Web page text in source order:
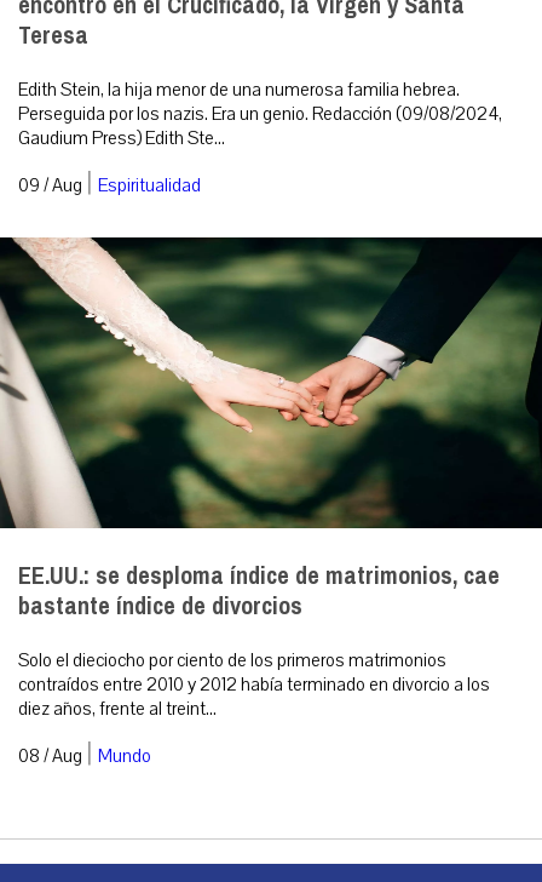
Teresa
Edith Stein, la hija menor de una numerosa familia hebrea.
Perseguida por los nazis. Era un genio. Redacción (09/08/2024,
Gaudium Press) Edith Ste...
09 / Aug | Espiritualidad
EE.UU.: se desploma índice de matrimonios, cae
bastante índice de divorcios
Solo el dieciocho por ciento de los primeros matrimonios
contraídos entre 2010 y 2012 había terminado en divorcio a los
diez años, frente al treint...
08 / Aug | Mundo